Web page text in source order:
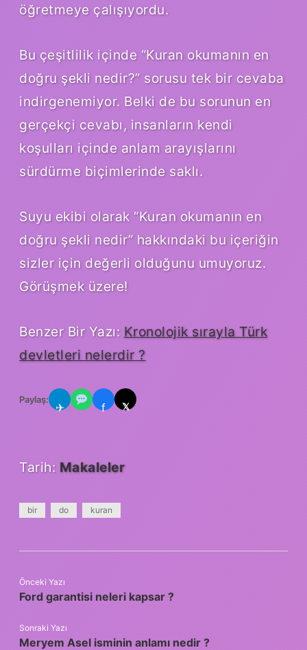
öğretmeye çalışıyordu.
Bu çeşitlilik içinde “Kuran okumanın en
doğru şekli nedir?” sorusu tek bir cevaba
indirgenemiyor. Belki de bu sorunun en
gerçekçi cevabı, insanların kendi
koşulları içinde anlam arayışlarını
sürdürme biçimlerinde saklı.
Suyu ekibi olarak “Kuran okumanın en
doğru şekli nedir” hakkındaki bu içeriğin
sizler için değerli olduğunu umuyoruz.
Görüşmek üzere!
Benzer Bir Yazı: Kronolojik sırayla Türk
devletleri nelerdir ?
Paylaş:
✈ f 𝕏
Tarih: Makaleler
bir do kuran
Önceki Yazı
Ford garantisi neleri kapsar ?
Sonraki Yazı
Meryem Asel isminin anlamı nedir ?